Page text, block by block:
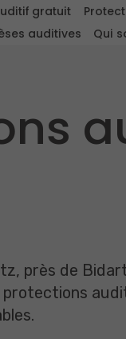
gratuit
auditives
Qui
près de
protections